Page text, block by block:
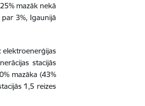
mazāk nekā
3%, Igaunijā
elektroenerģijas
stacijās
mazāka (43%
1,5 reizes